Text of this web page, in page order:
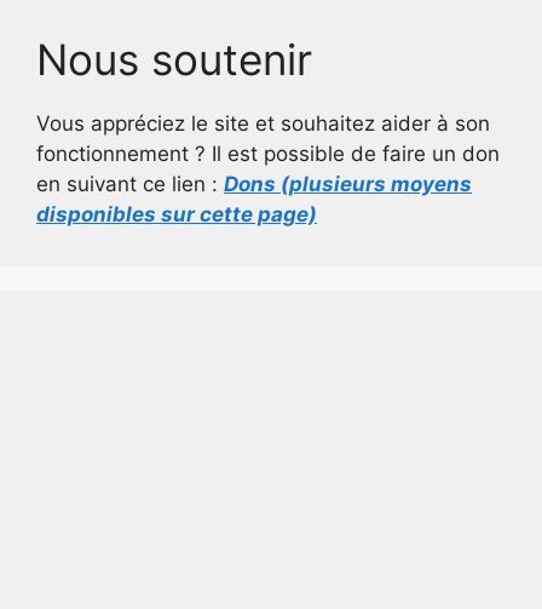
Nous soutenir
Vous appréciez le site et souhaitez aider à son
fonctionnement ? Il est possible de faire un don
en suivant ce lien : Dons (plusieurs moyens
disponibles sur cette page)